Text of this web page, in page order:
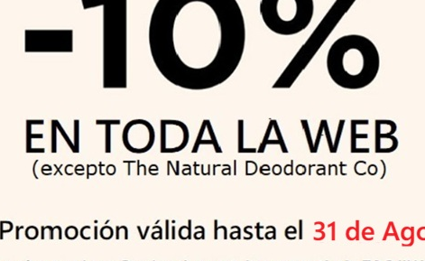
productos en stock
Pad Jericho Rose Jelly
Ojos Colágeno
€18,99 €
ABIB Jericho Rose Collagen Pad Firming
Touch - Discos Calmante
16,74 €18,60 €